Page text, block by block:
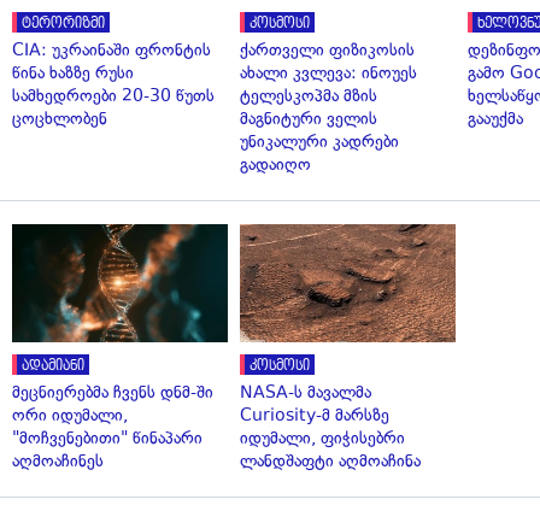
ტერორიზმი
CIA: უკრაინაში ფრონტის
წინა ხაზზე რუსი
სამხედროები 20-30 წუთს
ცოცხლობენ
კოსმოსი
ქართველი ფიზიკოსის
ახალი კვლევა: ინოუეს
ტელესკოპმა მზის
მაგნიტური ველის
უნიკალური კადრები
გადაიღო
გამო
გააუქმა
ადამიანი
მეცნიერებმა ჩვენს დნმ-ში
ორი იდუმალი,
"მოჩვენებითი" წინაპარი
აღმოაჩინეს
კოსმოსი
NASA-ს მავალმა
Curiosity-მ მარსზე
იდუმალი, ფიჭისებრი
ლანდშაფტი აღმოაჩინა